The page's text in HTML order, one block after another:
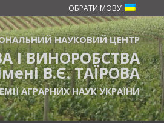
ОБРАТИ МОВУ:
НАУКОВИЙ ЦЕНТР
І ВИНОРОБСТВА
В.Є. ТАЇРОВА
АГРАРНИХ НАУК УКРАЇНИ